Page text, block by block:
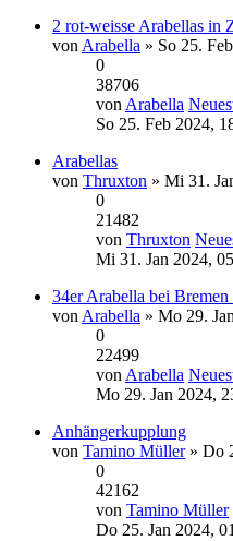
2 rot-weisse Arabellas in
von Arabella » So 25.
0
38706
von Arabella
So 25. Feb 2024,
Arabellas
von Thruxton » Mi 31.
0
21482
von Thruxton
Mi 31. Jan 2024,
34er Arabella bei
von Arabella » Mo 29.
0
22499
von Arabella
Mo 29. Jan 2024,
Anhängerkupplung
von Tamino Müller» Do
0
42162
von Tamino Müller
Do 25. Jan 2024,